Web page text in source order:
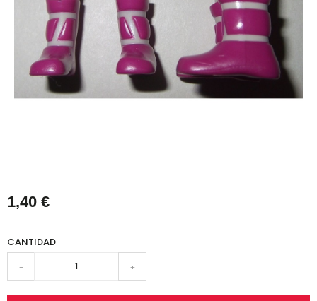
1,40 €
CANTIDAD
- +